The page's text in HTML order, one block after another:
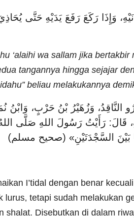
وَإِذَا رَكَعَ رَفَعَ يَدَيْهِ حَتَّى
‘alaihi wa sallam jika
tangannya hingga sejajar
beliau melakukannya
النَّاقِدُ، وَزُهَيْرُ بْنُ حَرْبٍ، وَابْنُ
رَأَيْتُ رَسُولَ اللهِ صَلَّى اللهُ
بَيْنَ السَّجْدَتَيْنِ» (صحيح مسلم)
I’tidal dengan benar
lurus, tetapi sudah melakukan
shalat. Disebutkan di dalam